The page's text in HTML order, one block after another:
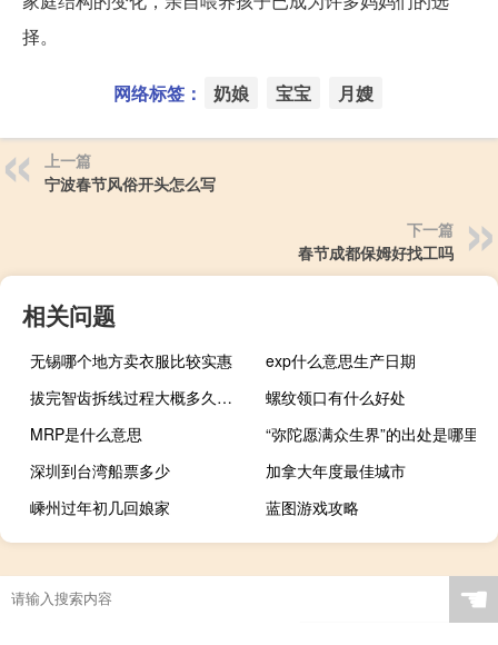
择。
网络标签： 奶娘 宝宝 月嫂
上一篇
宁波春节风俗开头怎么写
下一篇
春节成都保姆好找工吗
相关问题
无锡哪个地方卖衣服比较实惠
exp什么意思生产日期
拔完智齿拆线过程大概多久（拔智齿后拆线注意事项）
螺纹领口有什么好处
MRP是什么意思
“弥陀愿满众生界”的出处是哪里
深圳到台湾船票多少
加拿大年度最佳城市
嵊州过年初几回娘家
蓝图游戏攻略
☚